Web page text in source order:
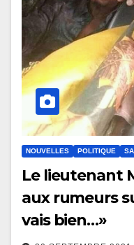
NOUVELLES POLITIQUE
Le lieutenant
aux rumeurs
vais bien…»